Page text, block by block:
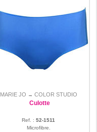
MARIE JO → COLOR STUDIO
Culotte
Ref. : 52-1511
Microfibre.